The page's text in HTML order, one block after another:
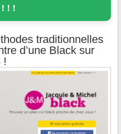
! ! !
traditionnelles
d’une Black sur
!